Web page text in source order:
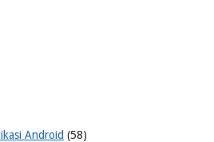
Android (58)